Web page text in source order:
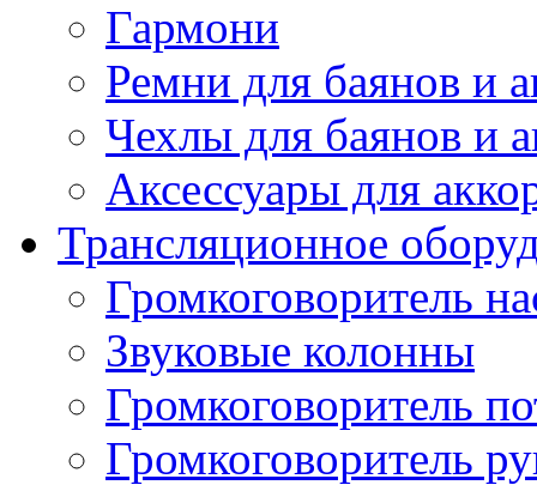
Гармони
Ремни для баянов и
Чехлы для баянов и
Аксессуары для
Трансляционное
Громкоговоритель
Звуковые колонны
Громкоговоритель
Громкоговоритель